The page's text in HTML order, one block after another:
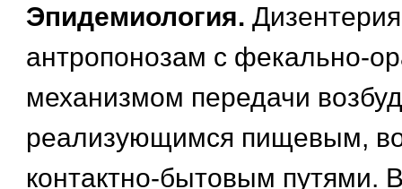
Эпидемиология.
антропонозам с фекально-
механизмом передачи
реализующимся пищевым,
контактно-бытовым путями.